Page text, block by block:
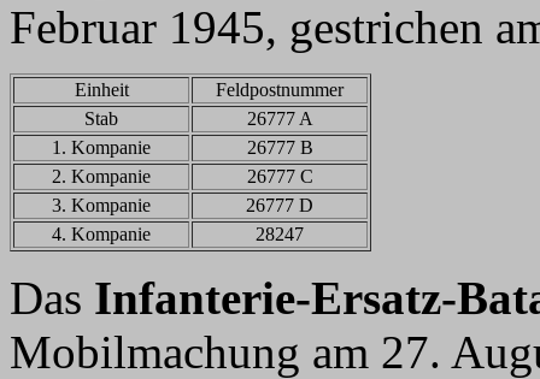
Februar 1945, gestrichen
Einheit
Feldpostnummer
Stab
26777 A
1. Kompanie
26777 B
2. Kompanie
26777 C
3. Kompanie
26777 D
4. Kompanie
28247
Das Infanterie-Ersatz-
Mobilmachung am 27.